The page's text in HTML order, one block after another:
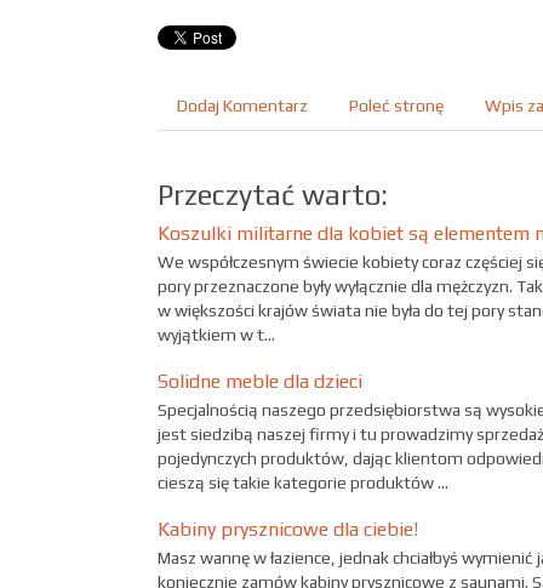
Dodaj Komentarz Poleć stronę Wpis
Przeczytać warto:
Koszulki militarne dla kobiet są elementem
We współczesnym świecie kobiety coraz częściej
pory przeznaczone były wyłącznie dla mężczyzn.
w większości krajów świata nie była do tej pory
wyjątkiem w t...
Solidne meble dla dzieci
Specjalnością naszego przedsiębiorstwa są
jest siedzibą naszej firmy i tu prowadzimy
pojedynczych produktów, dając klientom
cieszą się takie kategorie produktów ...
Kabiny prysznicowe dla ciebie!
Masz wannę w łazience, jednak chciałbyś
koniecznie zamów kabiny prysznicowe z saunami.